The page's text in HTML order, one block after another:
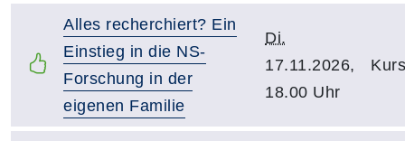
Alles recherchiert? Ein
Einstieg in die NS-
Forschung in der
eigenen Familie
Di.
17.11.2026,
18.00 Uhr